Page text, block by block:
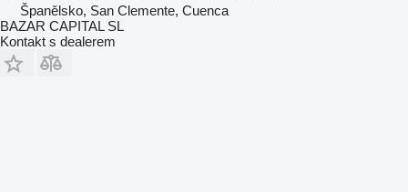
Španělsko, San Clemente, Cuenca
BAZAR CAPITAL SL
Kontakt s dealerem